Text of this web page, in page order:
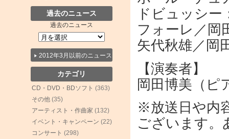
過去のニュース
過去のニュース
2012年3月以前のニュース
カテゴリ
CD・DVD・BDソフト (363)
その他 (35)
アーティスト・作曲家 (132)
イベント・キャンペーン (22)
コンサート (298)
ドビュッシー
フォーレ／岡
矢代秋雄／岡
【演奏者】
岡田博美（ピ
※放送日や内
ございます。